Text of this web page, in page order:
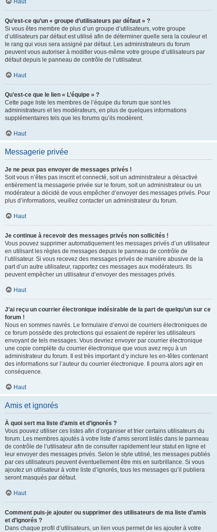
Haut
Qu’est-ce qu’un « groupe d’utilisateurs par défaut » ?
Si vous êtes membre de plus d’un groupe d’utilisateurs, votre groupe
d’utilisateurs par défaut est utilisé afin de déterminer quelle sera la couleur et
le rang qui vous sera assigné par défaut. Les administrateurs du forum
peuvent vous autoriser à modifier vous-même votre groupe d’utilisateurs par
défaut depuis le panneau de contrôle de l’utilisateur.
Haut
Qu’est-ce que le lien « L’équipe » ?
Cette page liste les membres de l’équipe du forum que sont les
administrateurs et les modérateurs, en plus de quelques informations
supplémentaires tels que les forums qu’ils modèrent.
Haut
Messagerie privée
Je ne peux pas envoyer de messages privés !
Soit vous n’êtes pas inscrit et connecté, soit un administrateur a désactivé
entièrement la messagerie privée sur le forum, soit un administrateur ou un
modérateur a décidé de vous empêcher d’envoyer des messages privés. Pour
plus d’informations, veuillez contacter un administrateur du forum.
Haut
Je continue à recevoir des messages privés non sollicités !
Vous pouvez supprimer automatiquement les messages privés d’un utilisateur
en utilisant les règles de messages depuis le panneau de contrôle de
l’utilisateur. Si vous recevez des messages privés de manière abusive de la
part d’un autre utilisateur, rapportez ces messages aux modérateurs. Ils
peuvent empêcher un utilisateur d’envoyer des messages privés.
Haut
J’ai reçu un courrier électronique indésirable de la part de quelqu’un sur ce
forum !
Nous en sommes navrés. Le formulaire d’envoi de courriers électroniques de
ce forum possède des protections qui essaient de repérer les utilisateurs
envoyant de tels messages. Vous devriez envoyer par courrier électronique
une copie complète du courrier électronique que vous avez reçu à un
administrateur du forum. Il est très important d’y inclure les en-têtes contenant
des informations sur l’auteur du courrier électronique. Il pourra alors agir en
conséquence.
Haut
Amis et ignorés
À quoi sert ma liste d’amis et d’ignorés ?
Vous pouvez utiliser ces listes afin d’organiser et trier certains utilisateurs du
forum. Les membres ajoutés à votre liste d’amis seront listés dans le panneau
de contrôle de l’utilisateur afin de consulter rapidement leur statut en ligne et
leur envoyer des messages privés. Selon le style utilisé, les messages publiés
par ces utilisateurs peuvent éventuellement être mis en surbrillance. Si vous
ajoutez un utilisateur à votre liste d’ignorés, tous les messages qu’il publiera
seront masqués par défaut.
Haut
Comment puis-je ajouter ou supprimer des utilisateurs de ma liste d’amis
et d’ignorés ?
Dans chaque profil d’utilisateurs, un lien vous permet de les ajouter à votre